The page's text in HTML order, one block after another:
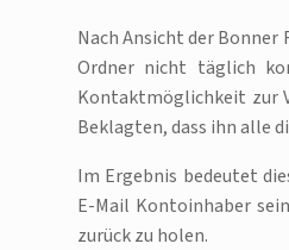
Nach Ansicht der
Ordner nicht täglich
Kontaktmöglichkeit zur
Beklagten, dass ihn alle
Im Ergebnis bedeutet
E-Mail Kontoinhaber
zurück zu holen.